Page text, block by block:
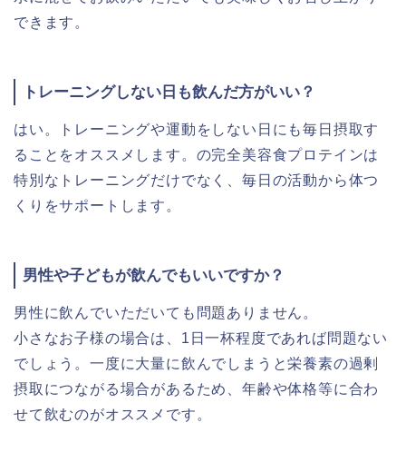
できます。
トレーニングしない日も飲んだ方がいい？
はい。トレーニングや運動をしない日にも毎日摂取す
ることをオススメします。の完全美容食プロテインは
特別なトレーニングだけでなく、毎日の活動から体つ
くりをサポートします。
男性や子どもが飲んでもいいですか？
男性に飲んでいただいても問題ありません。
小さなお子様の場合は、1日一杯程度であれば問題ない
でしょう。一度に大量に飲んでしまうと栄養素の過剰
摂取につながる場合があるため、年齢や体格等に合わ
せて飲むのがオススメです。